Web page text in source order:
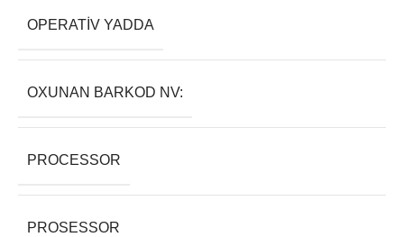
OPERATIV YADDA
OXUNAN BARKOD NV:
PROCESSOR
PROSESSOR